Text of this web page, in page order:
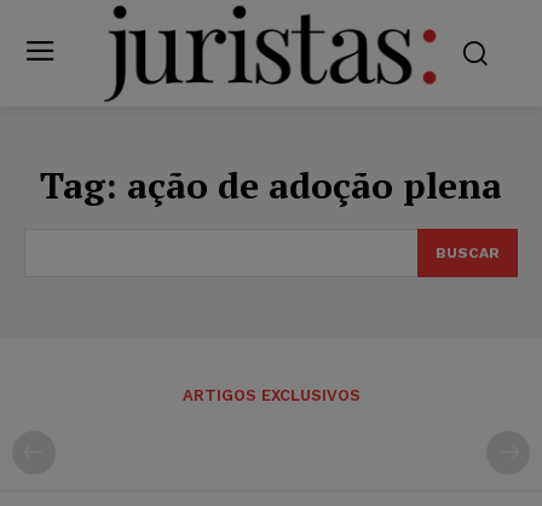
Tag: ação de adoção plena
BUSCAR
ARTIGOS EXCLUSIVOS